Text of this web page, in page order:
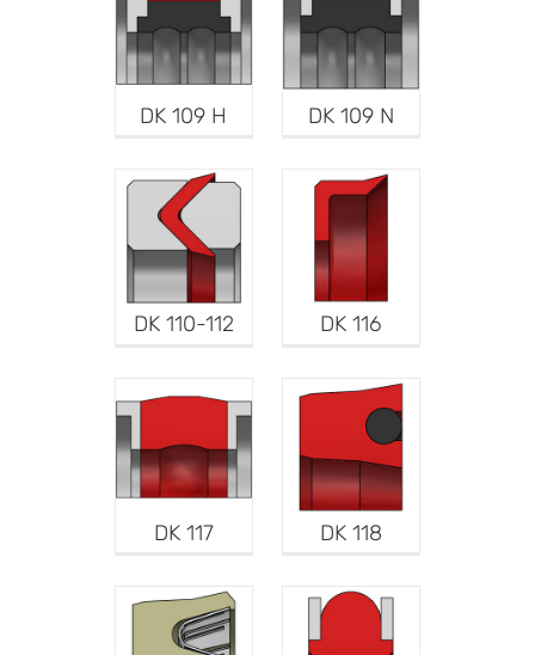
DK 109 H DK 109 N
DK 110-112 DK 116
DK 117 DK 118